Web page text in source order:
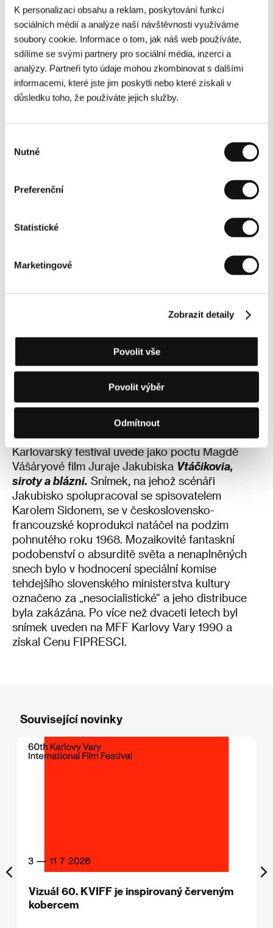
K personalizaci obsahu a reklam, poskytování funkcí
sociálních médií a analýze naší návštěvnosti využíváme
soubory cookie. Informace o tom, jak náš web používáte,
sdílíme se svými partnery pro sociální média, inzerci a
analýzy. Partneři tyto údaje mohou zkombinovat s dalšími
informacemi, které jste jim poskytli nebo které získali v
důsledku toho, že používáte jejich služby.
souhlasu
Nutné
Preferenční
Statistické
Marketingové
Zobrazit detaily
Povolit vše
Povolit výběr
Odmítnout
snímek…a pozdravuji vlaštovky(1972),
pravidelně se objevovala v televizních filmech a
inscenacích. Spolupráci s Petrem Weiglem si
zopakovala na filmové verzi světoznámé
Dvořákovy operyRusalka(1977).
Mimořádnou diváckou popularitu jí přinesla úloha
rozpustilé správcové z komedie
natočila psychologické drama
Tichá radosť
Jirešem pak představovalo životopisné drama o
skladateli Leoši Janáčkovi
Lev s bílou hřívou
psychologickým dramatem
Súkromné životy
Po sametové revoluci přijala nabídku prezidenta
letech 2000-2005 působila jako velvyslankyně
angažovala v politice i veřejném životě. V únoru
2026 získala titul Ph.D. v oboru Historické
sociologie na Fakultě humanitních studií
Univerzity Karlovy. Je autorkou několika knih, v
loňském roce vyšel obsáhlý knižní rozhovor Než
zmizím, v němž se otevřeně vyslovuje k aktuálním
společenským otázkám.
Karlovarský festival uvede jako poctu Magdě
Vášáryové film Juraje Jakubiska Vtáčikovia,
siroty a blázni. Snímek, na jehož scénáři
Jakubisko spolupracoval se spisovatelem
Karolem Sidonem, se v československo-
francouzské koprodukci natáčel na podzim
pohnutého roku 1968. Mozaikovité fantaskní
podobenství o absurditě světa a nenaplněných
snech bylo v hodnocení speciální komise
tehdejšího slovenského ministerstva kultury
označeno za „nesocialistické“ a jeho distribuce
byla zakázána. Po více než dvaceti letech byl
snímek uveden na MFF Karlovy Vary 1990 a
získal Cenu FIPRESCI.
Související novinky
Vizuál 60. KVIFF je inspirovaný červeným
kobercem